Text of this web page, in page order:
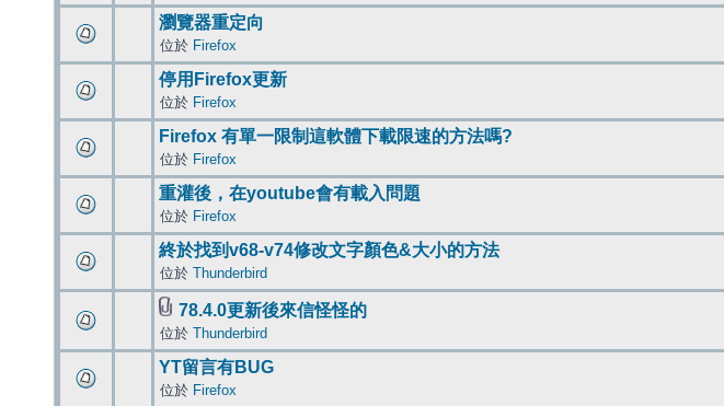
瀏覽器重定向
位於 Firefox
停用Firefox更新
位於 Firefox
Firefox 有單一限制這軟體下載限速的方法嗎?
位於 Firefox
重灌後，在youtube會有載入問題
位於 Firefox
終於找到v68-v74修改文字顏色&大小的方法
位於 Thunderbird
78.4.0更新後來信怪怪的
位於 Thunderbird
YT留言有BUG
位於 Firefox